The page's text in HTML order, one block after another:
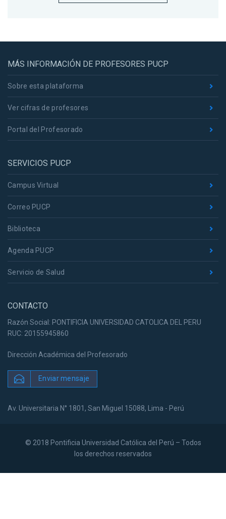
MÁS INFORMACIÓN DE PROFESORES PUCP
Sobre esta plataforma
Ver cifras de profesores
Portal del Profesorado
SERVICIOS PUCP
Campus Virtual
Correo PUCP
Biblioteca
Agenda PUCP
Servicio de Salud
CONTACTO
Razón Social: PONTIFICIA UNIVERSIDAD CATOLICA DEL PERU
RUC: 20155945860
Dirección Académica del Profesorado
Enviar mensaje
Av. Universitaria N° 1801, San Miguel 15088, Lima - Perú
© 2018 Pontificia Universidad Católica del Perú – Todos
los derechos reservados